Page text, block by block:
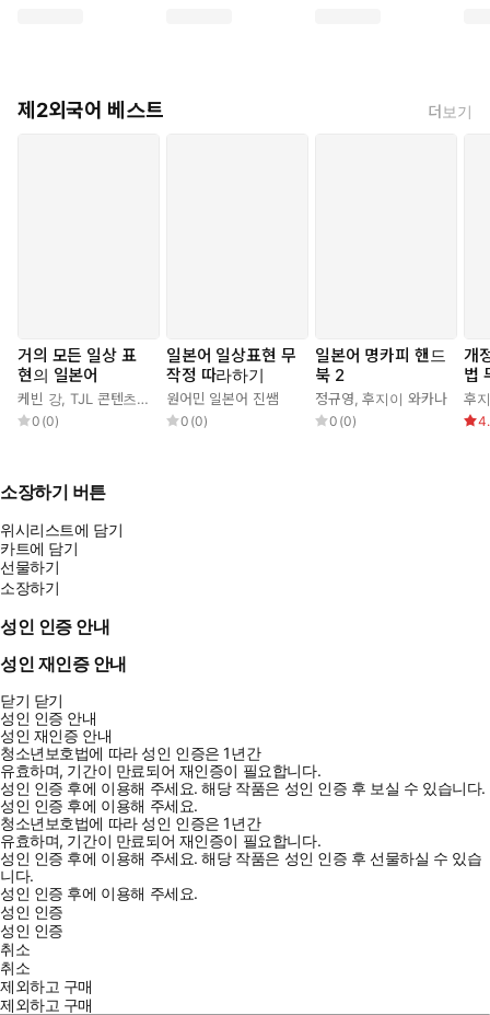
제2외국어 베스트 더보기
거의 모든 일상 표
현의 일본어
케빈 강,TJL 콘텐츠 연구소
0 (0)
일본어 일상표현 무
작정 따라하기
원어민 일본어 진쌤
0 (0)
일본어 명카피 핸드
북 2
정규영,후지이 와카나
0 (0)
개
법
후
소장하기 버튼
위시리스트에 담기
카트에 담기
선물하기
소장하기
성인 인증 안내
성인 재인증 안내
닫기 닫기
성인 인증 안내
성인 재인증 안내
청소년보호법에 따라 성인 인증은 1년간
유효하며, 기간이 만료되어 재인증이 필요합니다.
성인 인증 후에 이용해 주세요.해당 작품은 성인 인증 후 보실 수 있습니다.
성인 인증 후에 이용해 주세요.
청소년보호법에 따라 성인 인증은 1년간
유효하며, 기간이 만료되어 재인증이 필요합니다.
성인 인증 후에 이용해 주세요.해당 작품은 성인 인증 후 선물하실 수 있습
니다.
성인 인증 후에 이용해 주세요.
성인 인증
성인 인증
취소
취소
제외하고 구매
제외하고 구매